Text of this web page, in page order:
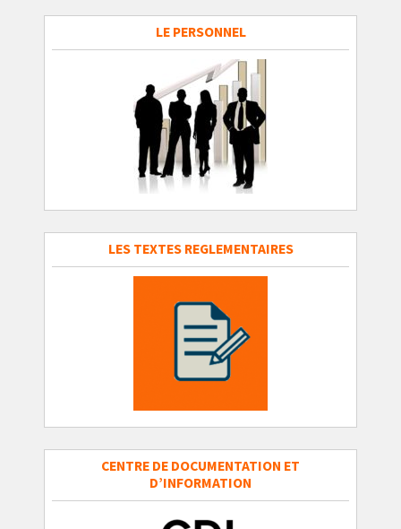
LE PERSONNEL
LES TEXTES REGLEMENTAIRES
CENTRE DE DOCUMENTATION ET
D’INFORMATION